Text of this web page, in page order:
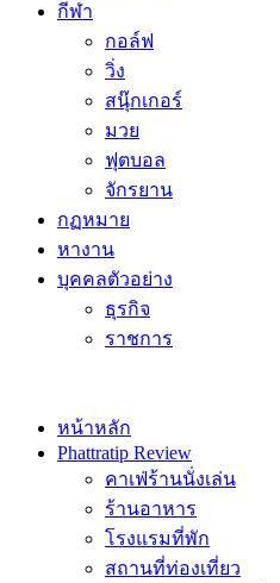
กีฬา
กอล์ฟ
วิ่ง
สนุ๊กเกอร์
มวย
ฟุตบอล
จักรยาน
กฏหมาย
หางาน
บุคคลตัวอย่าง
ธุรกิจ
ราชการ
หน้าหลัก
Phattratip Review
คาเฟ่ร้านนั่งเล่น
ร้านอาหาร
โรงแรมที่พัก
สถานที่ท่องเที่ยว